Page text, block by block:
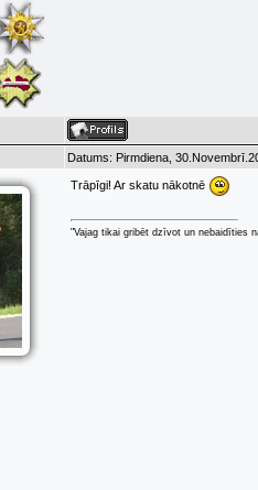
Datums: Pirmdiena,
Trāpīgi! Ar skatu nākotnē
"Vajag tikai gribēt dzīvot un nebaidīties